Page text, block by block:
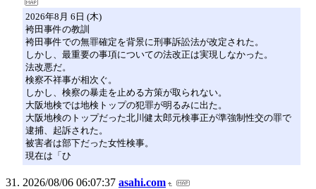
2026年8月 6日 (木)
袴田事件の教訓
袴田事件での無罪確定を背景に刑事訴訟法が改定された。
しかし、最重要の事項についての法改正は実現しなかった。
法改悪だ。
検察不祥事が相次ぐ。
しかし、検察の暴走を止める方策が取られない。
大阪地検では地検トップの犯罪が明るみに出た。
大阪地検のトップだった北川健太郎元検事正が準強制性交の罪で
逮捕、起訴された。
被害者は部下だった女性検事。
現在は「ひ
2026/08/06 06:07:37 asahi.com